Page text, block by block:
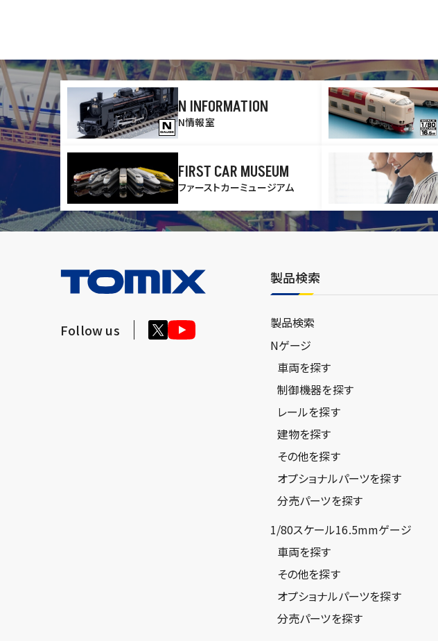
N INFORMATION
N情報室
FIRST CAR MUSEUM
ファーストカーミュージアム
Follow us
製品検索
製品検索
Nゲージ
車両を探す
制御機器を探す
レールを探す
建物を探す
その他を探す
オプショナルパーツを探す
分売パーツを探す
1/80スケール16.5mmゲージ
車両を探す
その他を探す
オプショナルパーツを探す
分売パーツを探す